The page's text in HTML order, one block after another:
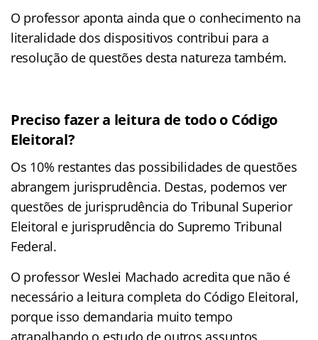
O professor aponta ainda que o conhecimento na
literalidade dos dispositivos contribui para a
resolução de questões desta natureza também.
Preciso fazer a leitura de todo o Código
Eleitoral?
Os 10% restantes das possibilidades de questões
abrangem jurisprudência. Destas, podemos ver
questões de jurisprudência do Tribunal Superior
Eleitoral e jurisprudência do Supremo Tribunal
Federal.
O professor Weslei Machado acredita que não é
necessário a leitura completa do Código Eleitoral,
porque isso demandaria muito tempo
atrapalhando o estudo de outros assuntos